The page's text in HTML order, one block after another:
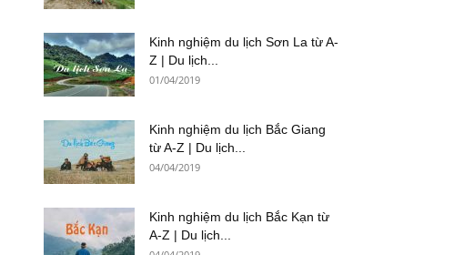
Kinh nghiệm du lịch Sơn La từ A-
Z | Du lịch...
01/04/2019
Kinh nghiệm du lịch Bắc Giang
từ A-Z | Du lịch...
04/04/2019
Kinh nghiệm du lịch Bắc Kạn từ
A-Z | Du lịch...